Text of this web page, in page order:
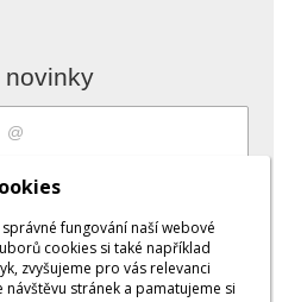
osobních
Přidat
fungování naší webové
cookies si také například
zvyšujeme pro vás relevanci
stránek a pamatujeme si